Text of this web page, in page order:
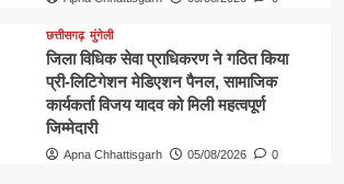
छत्तीसगढ़ मुंगेली
जिला विधिक सेवा प्राधिकरण ने गठित किया
प्री-लिटिगेशन मेडिएशन पैनल, सामाजिक
कार्यकर्ता विजय यादव को मिली महत्वपूर्ण
जिम्मेदारी
Apna Chhattisgarh 05/08/2026 0